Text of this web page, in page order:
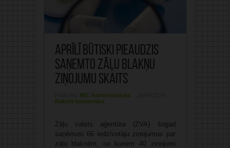
Aprīlī būtiski pieaudzis
saņemto zāļu blakņu
ziņojumu skaits
MIC Administrācija
Rakstīt komentāru
Zāļu valsts aģentūra (ZVA) šogad
saņēmusi 66 iedzīvotāju ziņojumus par
zāļu blaknēm, no kuriem 40 ziņojumi